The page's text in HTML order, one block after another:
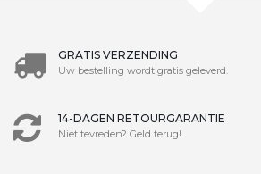
GRATIS VERZENDING
Uw bestelling wordt gratis geleverd.
14-DAGEN RETOURGARANTIE
Niet tevreden? Geld terug!